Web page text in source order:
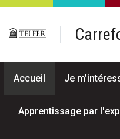
Passer au contenu principal
Accueil Je
Apprentissage par